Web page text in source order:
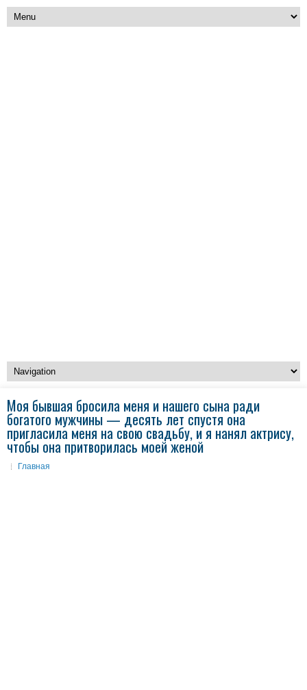
Моя бывшая бросила меня и нашего сына ради
богатого мужчины — десять лет спустя она
пригласила меня на свою свадьбу, и я нанял актрису,
чтобы она притворилась моей женой
Главная